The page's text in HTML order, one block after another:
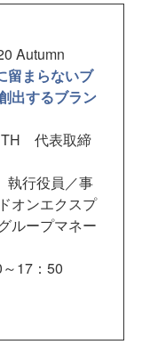
Autumn
留まらないブ
出するブラン
代表取締
行役員／事
オンエクスプ
ループマネー
17：50